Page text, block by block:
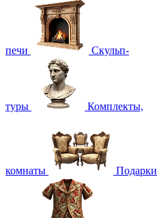
печи Скульп-
туры Комплекты,
комнаты Подарки